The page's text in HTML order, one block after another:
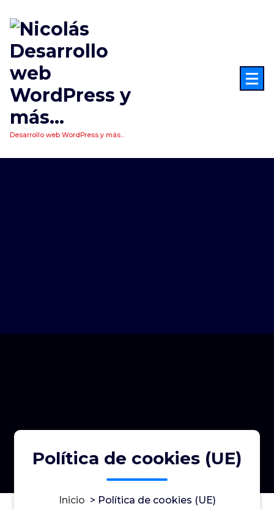
contenido
Desarrollo web WordPress y más...
Política de cookies (UE)
Inicio > Política de cookies (UE)